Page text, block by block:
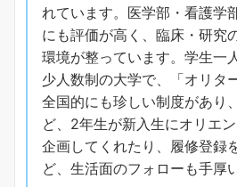
れています。医学部・看護学
にも評価が高く、臨床・研究
環境が整っています。学生一
少人数制の大学で、「オリタ
全国的にも珍しい制度があり
ど、2年生が新入生にオリエ
企画してくれたり、履修登録
ど、生活面のフォローも手厚